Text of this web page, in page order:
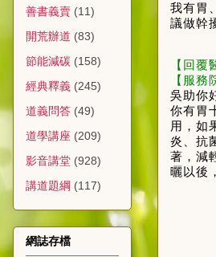
我有胃、
議做幹
【回覆
【服務
吳助你
你有胃
用，如
炎、抗
著，減
曬以後
善書義賣 (11)
開荒辦道 (83)
節能減碳 (158)
經典釋義 (245)
道義問答 (49)
道學講座 (209)
影音講堂 (928)
講道題綱 (117)
網誌存檔